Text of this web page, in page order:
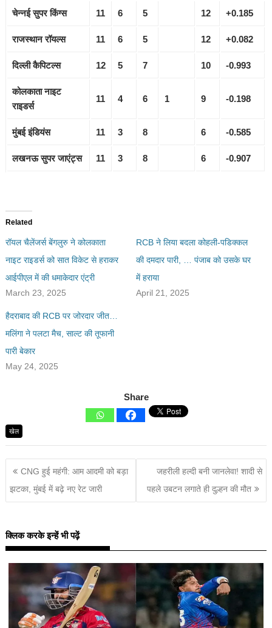
चेन्नई सुपर किंग्स 11 6 5 12 +0.185
राजस्थान रॉयल्स 11 6 5 12 +0.082
दिल्ली कैपिटल्स 12 5 7 10 -0.993
कोलकाता नाइट
राइडर्स
11 4 6 1 9 -0.198
मुंबई इंडियंस 11 3 8 6 -0.585
लखनऊ सुपर जाएंट्स 11 3 8 6 -0.907
Related
रॉयल चैलेंजर्स बेंगलुरु ने कोलकाता
नाइट राइडर्स को सात विकेट से हराकर
आईपीएल में की धमाकेदार एंट्री
March 23, 2025
RCB ने लिया बदला कोहली-पडिक्कल
की दमदार पारी, … पंजाब को उसके घर
में हराया
April 21, 2025
हैदराबाद की RCB पर जोरदार जीत…
मलिंगा ने पलटा मैच, साल्ट की तूफानी
पारी बेकार
May 24, 2025
Share
खेल
CNG हुई महंगी: आम आदमी को बड़ा
झटका, मुंबई में बढ़े नए रेट जारी
जहरीली हल्दी बनी जानलेवा! शादी से
पहले उबटन लगाते ही दुल्हन की मौत
क्लिक करके इन्हें भी पढ़ें